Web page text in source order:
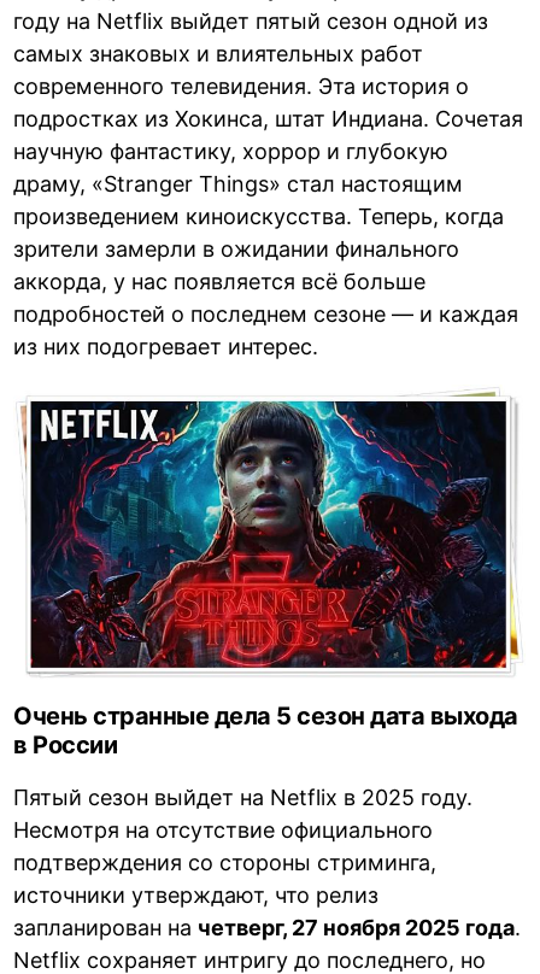
году на Netflix выйдет пятый сезон одной из
самых знаковых и влиятельных работ
современного телевидения. Эта история о
подростках из Хокинса, штат Индиана. Сочетая
научную фантастику, хоррор и глубокую
драму, «Stranger Things» стал настоящим
произведением киноискусства. Теперь, когда
зрители замерли в ожидании финального
аккорда, у нас появляется всё больше
подробностей о последнем сезоне — и каждая
из них подогревает интерес.
Очень странные дела 5 сезон дата выхода
в России
Пятый сезон выйдет на Netflix в 2025 году.
Несмотря на отсутствие официального
подтверждения со стороны стриминга,
источники утверждают, что релиз
запланирован на четверг, 27 ноября 2025 года.
Netflix сохраняет интригу до последнего, но